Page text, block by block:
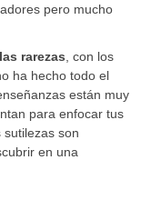
pero mucho
rarezas , con los
ha hecho todo el
están muy
para enfocar tus
son
en una